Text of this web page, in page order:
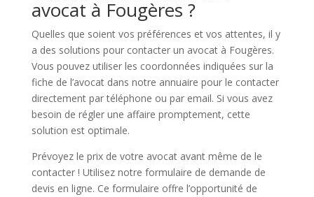
avocat à Fougères ?
Quelles que soient vos préférences et vos attentes, il y
a des solutions pour contacter un avocat à Fougères.
Vous pouvez utiliser les coordonnées indiquées sur la
fiche de l’avocat dans notre annuaire pour le contacter
directement par téléphone ou par email. Si vous avez
besoin de régler une affaire promptement, cette
solution est optimale.
Prévoyez le prix de votre avocat avant même de le
contacter ! Utilisez notre formulaire de demande de
devis en ligne. Ce formulaire offre l’opportunité de